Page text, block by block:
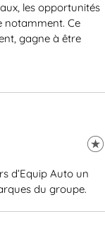
les opportunités
notamment. Ce
gagne à être
d’Equip Auto un
du groupe.